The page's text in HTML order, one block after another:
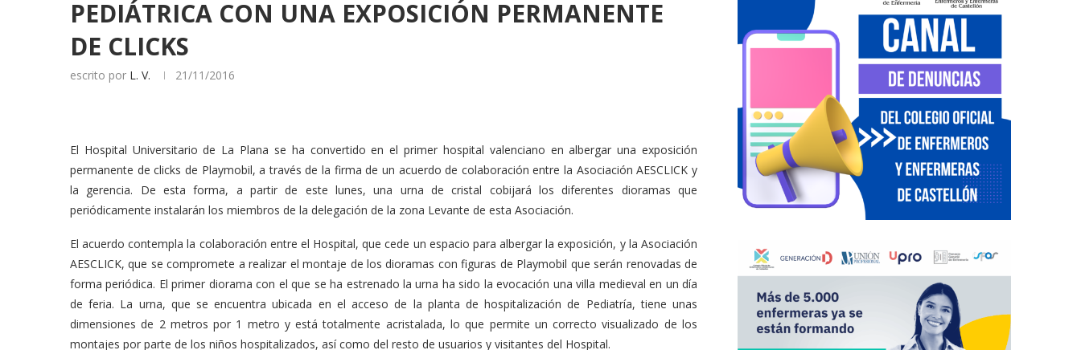
PEDIÁTRICA CON UNA EXPOSICIÓN PERMANENTE
DE CLICKS
escrito por L. V. 21/11/2016
El Hospital Universitario de La Plana se ha convertido en el primer hospital valenciano en albergar una exposición
permanente de clicks de Playmobil, a través de la firma de un acuerdo de colaboración entre la Asociación AESCLICK y
la gerencia. De esta forma, a partir de este lunes, una urna de cristal cobijará los diferentes dioramas que
periódicamente instalarán los miembros de la delegación de la zona Levante de esta Asociación.
El acuerdo contempla la colaboración entre el Hospital, que cede un espacio para albergar la exposición, y la Asociación
AESCLICK, que se compromete a realizar el montaje de los dioramas con figuras de Playmobil que serán renovadas de
forma periódica. El primer diorama con el que se ha estrenado la urna ha sido la evocación una villa medieval en un día
de feria. La urna, que se encuentra ubicada en el acceso de la planta de hospitalización de Pediatría, tiene unas
dimensiones de 2 metros por 1 metro y está totalmente acristalada, lo que permite un correcto visualizado de los
montajes por parte de los niños hospitalizados, así como del resto de usuarios y visitantes del Hospital.